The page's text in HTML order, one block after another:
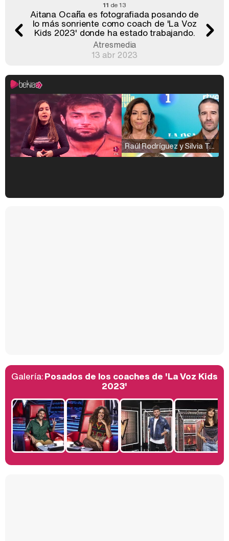
11 de 13
Aitana Ocaña es fotografiada posando de
lo más sonriente como coach de 'La Voz
Kids 2023' donde ha estado trabajando.
Atresmedia
13 abr 2023
Raúl Rodríguez y Silvia Taulés nos cuentan su papel en 'La familia de la tele'
Belén Esteban: "Estoy emocionada, muy contenta y muy feliz por llegar a RTVE"
Manu Baqueiro: "Tuve como referente a Bruce Willis en 'Luz de Luna' para mi trabajo en la serie 'Perdiendo el juicio'"
Galería:Posados de los coaches de 'La Voz Kids
2023'